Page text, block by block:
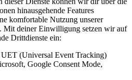
hinausgehende Features
komfortable Nutzung unserer
Mit deiner Einwilligung setzen wir auf
Drittdienste ein:
(Universal Event Tracking)
Google Consent Mode,